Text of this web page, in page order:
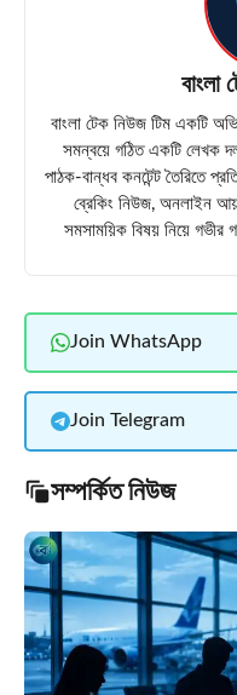
বাংলা
বাংলা টেক নিউজ টিম একটি
সমন্বয়ে গঠিত একটি লেখক
পাঠক-বান্ধব কনটেন্ট তৈরিতে
ব্রেকিং নিউজ, অনলাইন আয়,
সমসাময়িক বিষয় নিয়ে গভীর
Join WhatsApp
Join Telegram
সম্পর্কিত নিউজ